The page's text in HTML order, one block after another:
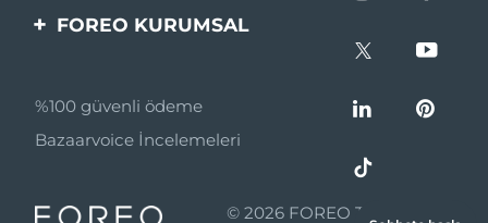
Ürün Kaydı
FOREO KURUMSAL
Ortaklik Programi
Ortaklık haberleri
%100 güvenli ödeme
Bazaarvoice İncelemeleri
© 2026 FOREO Tüm hakları